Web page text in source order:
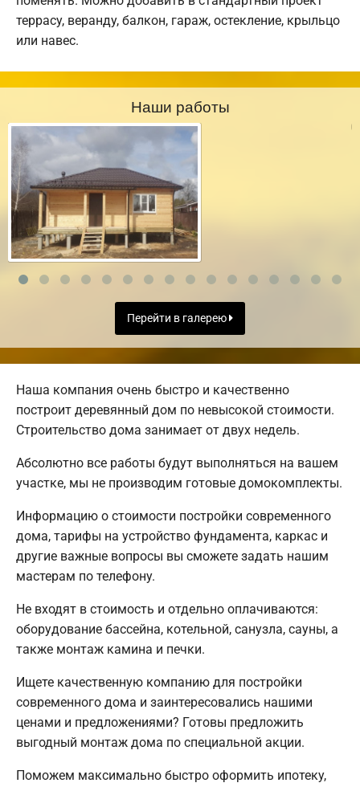
террасу, веранду, балкон, гараж, остекление, крыльцо
или навес.
Наши работы
Перейти в галерею
Наша компания очень быстро и качественно
построит деревянный дом по невысокой стоимости.
Строительство дома занимает от двух недель.
Абсолютно все работы будут выполняться на вашем
участке, мы не производим готовые домокомплекты.
Информацию о стоимости постройки современного
дома, тарифы на устройство фундамента, каркас и
другие важные вопросы вы сможете задать нашим
мастерам по телефону.
Не входят в стоимость и отдельно оплачиваются:
оборудование бассейна, котельной, санузла, сауны, а
также монтаж камина и печки.
Ищете качественную компанию для постройки
современного дома и заинтересовались нашими
ценами и предложениями? Готовы предложить
выгодный монтаж дома по специальной акции.
Поможем максимально быстро оформить ипотеку,